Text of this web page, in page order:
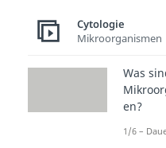
Cytologie
Mikroorganismen
Was
en?
1/6 –